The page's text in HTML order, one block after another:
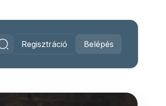
Regisztráció Belépés